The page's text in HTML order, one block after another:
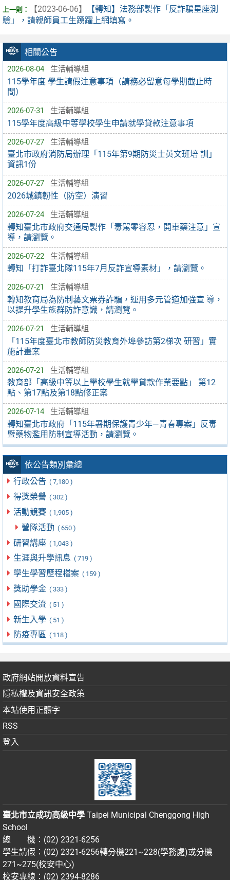
相關公告
2026-08-04 生活輔導組
115學年度 學生請假注意事項（請務必留意每學期截止時
間）
2026-07-31 生活輔導組
115學年度高級中等學校學生申請就學貸款注意事項
2026-07-27 生活輔導組
臺北市政府消防局辦理「115年第9期防災士英文班培 訓」
資訊1份
2026-07-27 生活輔導組
2026城鎮韌性（防空）演習
2026-07-24 生活輔導組
轉知臺北市政府交通局製作「毒駕零容忍，開車藥注意」宣
導，請瀏覽。
2026-07-22 生活輔導組
轉知「打詐臺北隊115年7月反詐宣導素材」，請瀏覽。
2026-07-21 生活輔導組
轉知教育局為防制藝文票券詐騙，運用多元管道加強宣 導，
以提升學生族群防詐意識，請瀏覽。
2026-07-21 生活輔導組
「115年度臺北市教師防災教育外埠參訪第2梯次 研習」實
施計畫案
2026-07-21 生活輔導組
教育部「高級中等以上學校學生就學貸款作業要點」 第12
點、第17點及第18點修正案
2026-07-14 生活輔導組
轉知臺北市政府「115年暑期保護青少年—青春專案」反毒
暨藥物濫用防制宣導活動，請瀏覽。
依公告類別彙總
行政公告 ( 7,180 )
得獎榮譽 ( 302 )
活動競賽 ( 1,905 )
營隊活動 ( 650 )
研習講座 ( 1,043 )
生涯與升學訊息 ( 719 )
學生學習歷程檔案 ( 159 )
獎助學金 ( 333 )
國際交流 ( 51 )
新生入學 ( 51 )
防疫專區 ( 118 )
【2023-06-06】
【轉知】法務部製作「反詐騙星座測
驗」，請親師員工生踴躍上網填寫。
政府網站開放資料宣告
隱私權及資訊安全政策
本站使用正體字
RSS
登入
臺北市立成功高級中學 Taipei Municipal Chenggong High
School
總 機：(02) 2321-6256
學生請假：(02) 2321-6256轉分機221~228(學務處)或分機
271~275(校安中心)
校安專線：(02) 2394-8286